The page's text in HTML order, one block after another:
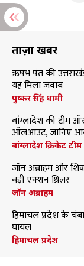
ताज़ा खबरें
ऋषभ पंत की
यह मिला जवाब
पुष्कर सिंह धामी
बांग्लादेश की टीम
ऑलआउट, जानिए
बांग्लादेश क्रिकेट टीम
जॉन अब्राहम और
बड़ी एक्शन थ्रिलर
जॉन अब्राहम
हिमाचल प्रदेश के
घायल
हिमाचल प्रदेश